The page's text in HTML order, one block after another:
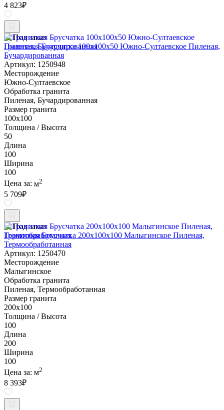
4 823₽
Под заказ
Гранитная Брусчатка 100х100x50 Южно-Султаевское Пиленая,
Бучардированная
Артикул: 1250948
Месторождение
Южно-Султаевское
Обработка гранита
Пиленая, Бучардированная
Размер гранита
100х100
Толщина / Высота
50
Длина
100
Ширина
100
Цена за: м2
5 709₽
Под заказ
Гранитная Брусчатка 200х100x100 Малыгинское Пиленая,
Термообработанная
Артикул: 1250470
Месторождение
Малыгинское
Обработка гранита
Пиленая, Термообработанная
Размер гранита
200х100
Толщина / Высота
100
Длина
200
Ширина
100
Цена за: м2
8 393₽